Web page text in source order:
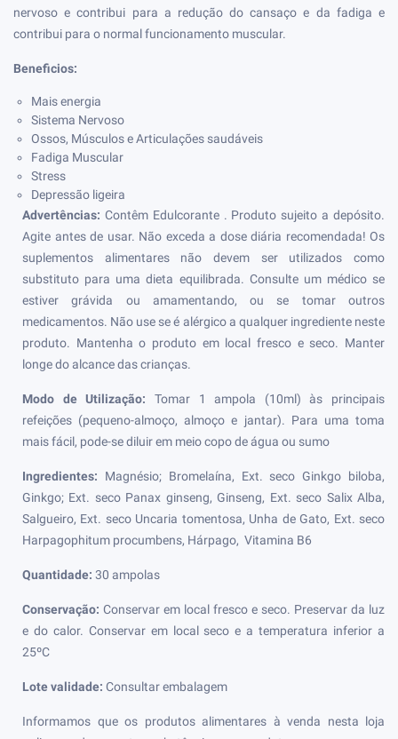
nervoso e contribui para a redução do cansaço e da fadiga e
contribui para o normal funcionamento muscular.
Beneficios:
Mais energia
Sistema Nervoso
Ossos, Músculos e Articulações saudáveis
Fadiga Muscular
Stress
Depressão ligeira
Advertências: Contêm Edulcorante . Produto sujeito a depósito.
Agite antes de usar. Não exceda a dose diária recomendada! Os
suplementos alimentares não devem ser utilizados como
substituto para uma dieta equilibrada. Consulte um médico se
estiver grávida ou amamentando, ou se tomar outros
medicamentos. Não use se é alérgico a qualquer ingrediente neste
produto. Mantenha o produto em local fresco e seco. Manter
longe do alcance das crianças.
Modo de Utilização: Tomar 1 ampola (10ml) às principais
refeições (pequeno-almoço, almoço e jantar). Para uma toma
mais fácil, pode-se diluir em meio copo de água ou sumo
Ingredientes: Magnésio; Bromelaína, Ext. seco Ginkgo biloba,
Ginkgo; Ext. seco Panax ginseng, Ginseng, Ext. seco Salix Alba,
Salgueiro, Ext. seco Uncaria tomentosa, Unha de Gato, Ext. seco
Harpagophitum procumbens, Hárpago, Vitamina B6
Quantidade: 30 ampolas
Conservação: Conservar em local fresco e seco. Preservar da luz
e do calor. Conservar em local seco e a temperatura inferior a
25ºC
Lote validade: Consultar embalagem
Informamos que os produtos alimentares à venda nesta loja